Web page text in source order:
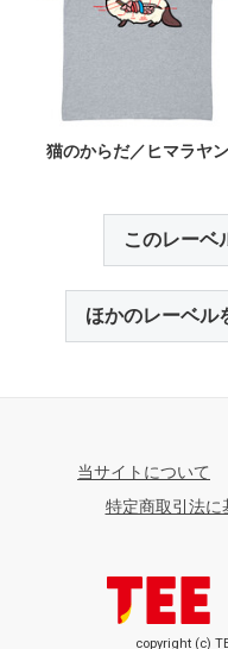
猫のからだ／ヒマラヤン
このレーベ
ほかのレーベル
当サイトについて
特定商取引法に
copyright (c)